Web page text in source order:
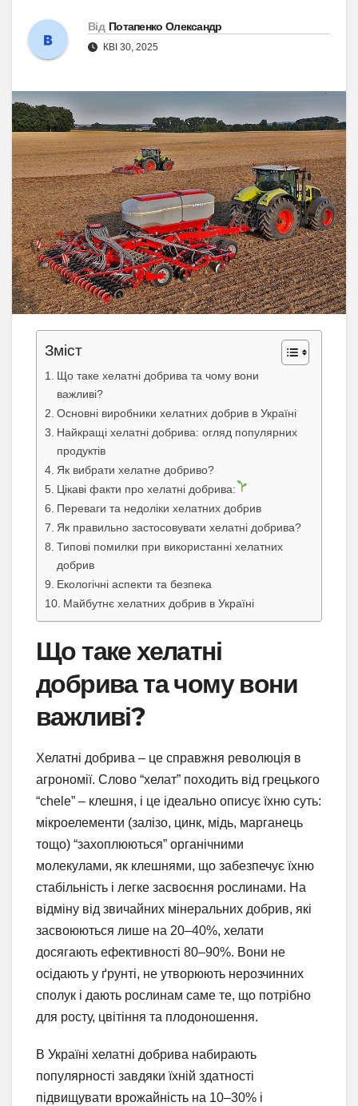
Від Потапенко Олександр
КВІ 30, 2025
Зміст
Що таке хелатні добрива та чому вони
важливі?
Основні виробники хелатних добрив в Україні
Найкращі хелатні добрива: огляд популярних
продуктів
Як вибрати хелатне добриво?
Цікаві факти про хелатні добрива:
Переваги та недоліки хелатних добрив
Як правильно застосовувати хелатні добрива?
Типові помилки при використанні хелатних
добрив
Екологічні аспекти та безпека
Майбутнє хелатних добрив в Україні
Що таке хелатні
добрива та чому вони
важливі?
Хелатні добрива – це справжня революція в
агрономії. Слово “хелат” походить від грецького
“chele” – клешня, і це ідеально описує їхню суть:
мікроелементи (залізо, цинк, мідь, марганець
тощо) “захоплюються” органічними
молекулами, як клешнями, що забезпечує їхню
стабільність і легке засвоєння рослинами. На
відміну від звичайних мінеральних добрив, які
засвоюються лише на 20–40%, хелати
досягають ефективності 80–90%. Вони не
осідають у ґрунті, не утворюють нерозчинних
сполук і дають рослинам саме те, що потрібно
для росту, цвітіння та плодоношення.
В Україні хелатні добрива набирають
популярності завдяки їхній здатності
підвищувати врожайність на 10–30% і